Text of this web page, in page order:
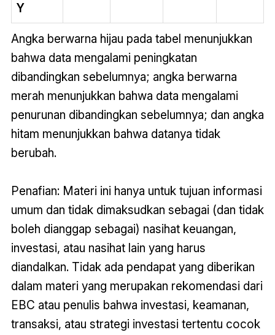
Y
Angka berwarna hijau pada tabel menunjukkan
bahwa data mengalami peningkatan
dibandingkan sebelumnya; angka berwarna
merah menunjukkan bahwa data mengalami
penurunan dibandingkan sebelumnya; dan angka
hitam menunjukkan bahwa datanya tidak
berubah.
Penafian: Materi ini hanya untuk tujuan informasi
umum dan tidak dimaksudkan sebagai (dan tidak
boleh dianggap sebagai) nasihat keuangan,
investasi, atau nasihat lain yang harus
diandalkan. Tidak ada pendapat yang diberikan
dalam materi yang merupakan rekomendasi dari
EBC atau penulis bahwa investasi, keamanan,
transaksi, atau strategi investasi tertentu cocok